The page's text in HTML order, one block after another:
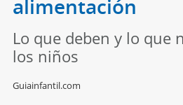
alimentación
Lo que deben y lo que
los niños
Guiainfantil.com